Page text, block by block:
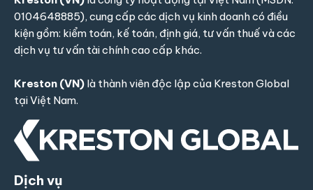
0104648885), cung cấp các dịch vụ kinh doanh có điều
kiện gồm: kiểm toán, kế toán, định giá, tư vấn thuế và các
dịch vụ tư vấn tài chính cao cấp khác.
Kreston (VN) là thành viên độc lập của Kreston Global
tại Việt Nam.
Dịch vụ